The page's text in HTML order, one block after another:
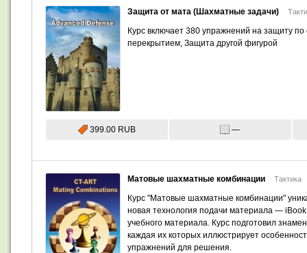
Защита от мата (Шахматные задачи)
Курс включает 380 упражнений на защиту
перекрытием, Защита другой фигурой
399.00 RUB —
Матовые шахматные комбинации Тактика
Курс "Матовые шахматные комбинации"
новая технология подачи материала —
учебного материала. Курс подготовил
каждая их которых иллюстрирует
упражнений для решения.